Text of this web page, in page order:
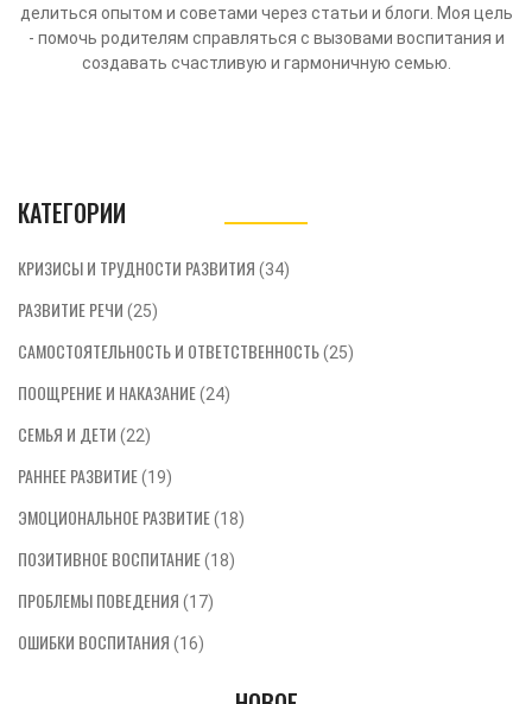
делиться опытом и советами через статьи и блоги. Моя цель
- помочь родителям справляться с вызовами воспитания и
создавать счастливую и гармоничную семью.
КАТЕГОРИИ
КРИЗИСЫ И ТРУДНОСТИ РАЗВИТИЯ (34)
РАЗВИТИЕ РЕЧИ (25)
САМОСТОЯТЕЛЬНОСТЬ И ОТВЕТСТВЕННОСТЬ(25)
ПООЩРЕНИЕ И НАКАЗАНИЕ(24)
СЕМЬЯ И ДЕТИ (22)
РАННЕЕ РАЗВИТИЕ(19)
ЭМОЦИОНАЛЬНОЕ РАЗВИТИЕ(18)
ПОЗИТИВНОЕ ВОСПИТАНИЕ(18)
ПРОБЛЕМЫ ПОВЕДЕНИЯ (17)
ОШИБКИ ВОСПИТАНИЯ (16)